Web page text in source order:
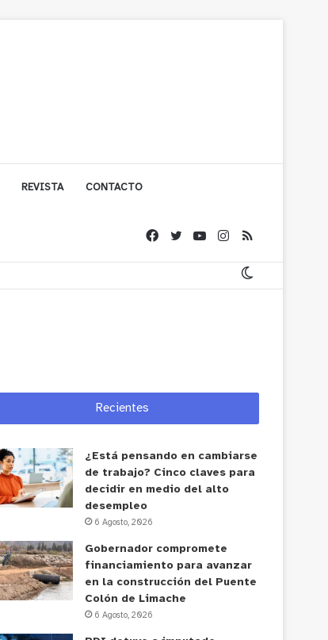
REVISTA CONTACTO
Recientes
¿Está pensando en cambiarse
de trabajo? Cinco claves para
decidir en medio del alto
desempleo
6 Agosto, 2026
Gobernador compromete
financiamiento para avanzar
en la construcción del Puente
Colón de Limache
6 Agosto, 2026